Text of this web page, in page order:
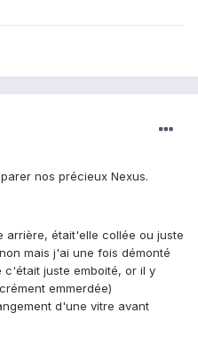
nos précieux Nexus.
arrière, était'elle collée ou juste
mais j'ai une fois démonté
c'était juste emboité, or il y
emmerdée)
d'une vitre avant